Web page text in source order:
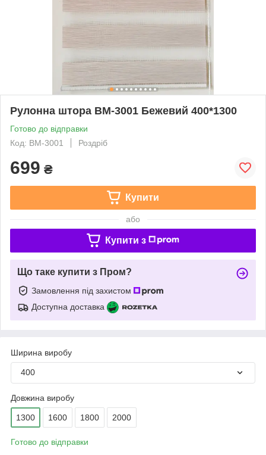
Рулонна штора ВМ-3001 Бежевий 400*1300
Готово до відправки
Код: ВМ-3001
Роздріб
699 ₴
Купити
або
Купити з
Що таке купити з Пром?
Замовлення під захистом
Доступна доставка
Ширина виробу
400
Довжина виробу
1300 1600 1800 2000
Готово до відправки